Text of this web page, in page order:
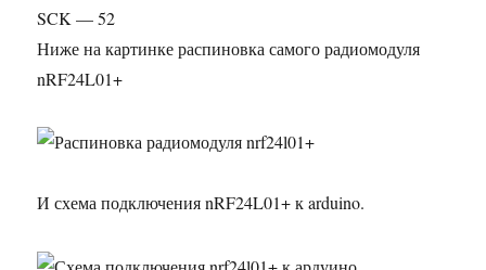
SCK — 52
Ниже на картинке распиновка самого радиомодуля
nRF24L01+
И схема подключения nRF24L01+ к arduino.